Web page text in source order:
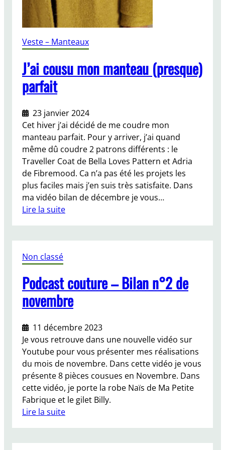
h
C
o
t
N
a
m
e
d
C
l
o
t
n
Veste – Manteaux
J’ai cousu mon manteau (presque)
parfait
23 janvier 2024
Cet hiver j’ai décidé de me coudre mon
manteau parfait. Pour y arriver, j’ai quand
même dû coudre 2 patrons différents : le
Traveller Coat de Bella Loves Pattern et Adria
de Fibremood. Ca n’a pas été les projets les
plus faciles mais j’en suis très satisfaite. Dans
ma vidéo bilan de décembre je vous…
Lire la suite
c
o
u
u
m
o
n
m
a
n
t
e
Non classé
Podcast couture – Bilan n°2 de
novembre
11 décembre 2023
Je vous retrouve dans une nouvelle vidéo sur
Youtube pour vous présenter mes réalisations
du mois de novembre. Dans cette vidéo je vous
présente 8 pièces cousues en Novembre. Dans
cette vidéo, je porte la robe Naïs de Ma Petite
Fabrique et le gilet Billy.
Lire la suite